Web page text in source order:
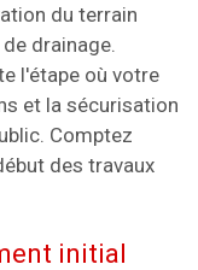
du terrain
drainage.
l'étape où votre
et la sécurisation
Comptez
des travaux
initial